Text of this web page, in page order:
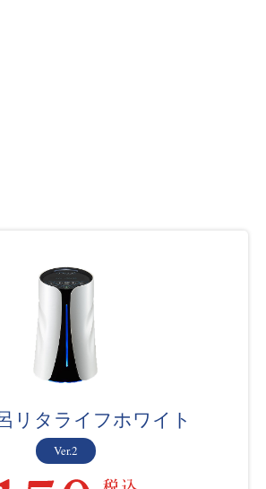
リタライフホワイト
Ver.2